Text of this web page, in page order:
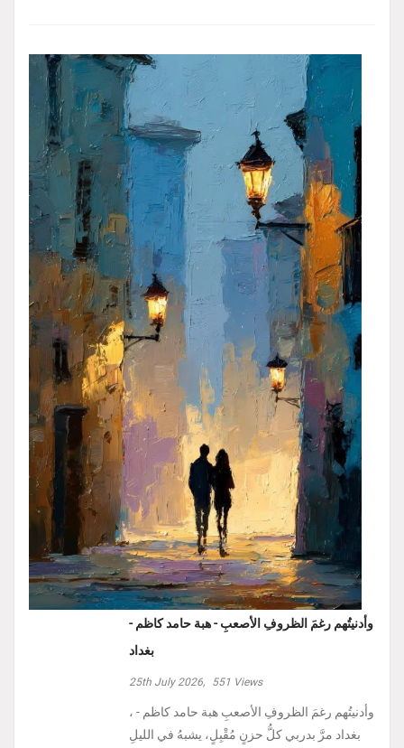
وأدنيتُهم رغمَ الظروفِ الأصعبِ - هبة حامد كاظم -
بغداد
25th July 2026, 551 Views
، وأدنيتُهم رغمَ الظروفِ الأصعبِ هبة حامد كاظم -
بغداد مرَّ بدربي كلُّ حزنٍ مُقْبِلٍ، يشبهُ في الليلِ